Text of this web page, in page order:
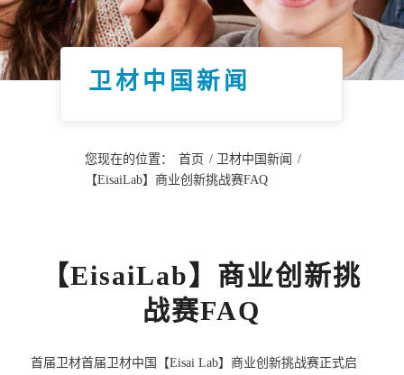
卫材中国新闻
您现在的位置： 首页 / 卫材中国新闻 /
【EisaiLab】商业创新挑战赛FAQ
【EisaiLab】商业创新挑
战赛FAQ
首届卫材首届卫材中国【Eisai Lab】商业创新挑战赛正式启